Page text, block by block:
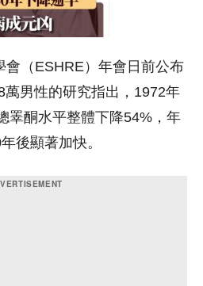
會（ESHRE）年會日前公布
男性的研究指出，1972年
睪酮水平整體下降54%，年
後顯著加快。